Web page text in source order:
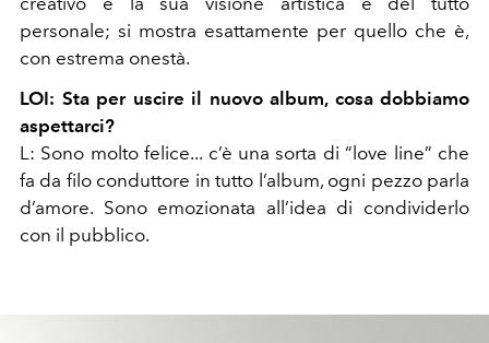
personale; si mostra esattamente per quello che è,
con estrema onestà.
LOI: Sta per uscire il nuovo album, cosa dobbiamo
aspettarci?
L: Sono molto felice... c’è una sorta di “love line” che
fa da filo conduttore in tutto l’album, ogni pezzo parla
d’amore. Sono emozionata all’idea di condividerlo
con il pubblico.